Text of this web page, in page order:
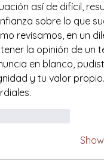
así de difícil,
sobre lo que
revisamos, en un
la opinión de un
en blanco,
y tu valor